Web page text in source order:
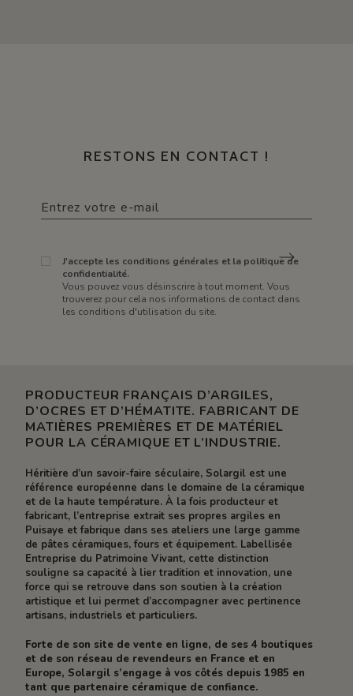
RESTONS EN CONTACT !
J'accepte les conditions générales et la politique de
confidentialité.
Vous pouvez vous désinscrire à tout moment. Vous
trouverez pour cela nos informations de contact dans
les conditions d'utilisation du site.
PRODUCTEUR FRANÇAIS D’ARGILES,
D’OCRES ET D’HÉMATITE. FABRICANT DE
MATIÈRES PREMIÈRES ET DE MATÉRIEL
POUR LA CÉRAMIQUE ET L’INDUSTRIE.
Héritière d’un savoir-faire séculaire, Solargil est une
référence européenne dans le domaine de la céramique
et de la haute température. À la fois producteur et
fabricant, l’entreprise extrait ses propres argiles en
Puisaye et fabrique dans ses ateliers une large gamme
de pâtes céramiques, fours et équipement. Labellisée
Entreprise du Patrimoine Vivant, cette distinction
souligne sa capacité à lier tradition et innovation, une
force qui se retrouve dans son soutien à la création
artistique et lui permet d’accompagner avec pertinence
artisans, industriels et particuliers.
Forte de son site de vente en ligne, de ses 4 boutiques
et de son réseau de revendeurs en France et en
Europe, Solargil s’engage à vos côtés depuis 1985 en
tant que partenaire céramique de confiance.